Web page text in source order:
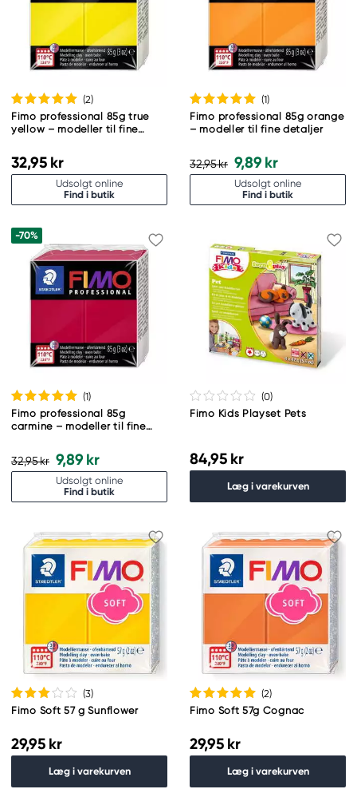
(2)
Fimo professional 85g true
yellow – modeller til fine
32,95 kr
Udsolgt online
Find i butik
(1)
Fimo professional 85g orange
– modeller til fine detaljer
32,95 kr 9,89 kr
Udsolgt online
Find i butik
-70%
(1)
Fimo professional 85g
carmine – modeller til fine
32,95 kr 9,89 kr
Udsolgt online
Find i butik
(0)
Fimo Kids Playset Pets
84,95 kr
Læg i varekurven
(3)
Fimo Soft 57 g Sunflower
29,95 kr
Læg i varekurven
(2)
Fimo Soft 57g Cognac
29,95 kr
Læg i varekurven